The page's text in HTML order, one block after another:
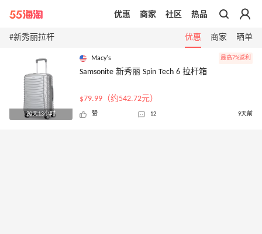
带你去官网买正品
优惠 商家 社区 热品
#新秀丽拉杆 优惠 商家 晒单
20天13小时
Macy's 最高7%返利
Samsonite 新秀丽 Spin Tech 6 拉杆箱
$79.99（约542.72元）
赞 12 9天前